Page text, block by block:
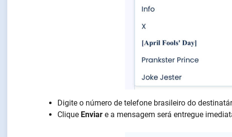
Digite o número de telefone brasileiro do
Clique Enviar e a mensagem será entregue